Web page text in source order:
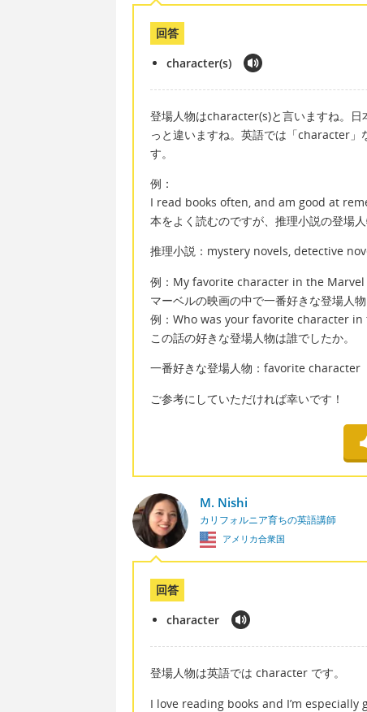
回答
character(s)
登場人物はcharacter(s)と言いますね。日
っと違いますね。英語では「character」
す。
例：
I read books often, and am good at
本をよく読むのですが、推理小説の登場
推理小説：mystery novels, detective
例：My favorite character in the
マーベルの映画の中で一番好きな登場人物
例：Who was your favorite character in
この話の好きな登場人物は誰でしたか。
一番好きな登場人物：favorite character
ご参考にしていただければ幸いです！
M. Nishi
カリフォルニア育ちの英語講師
アメリカ合衆国
回答
character
登場人物は英語では character です。
I love reading books and I’m